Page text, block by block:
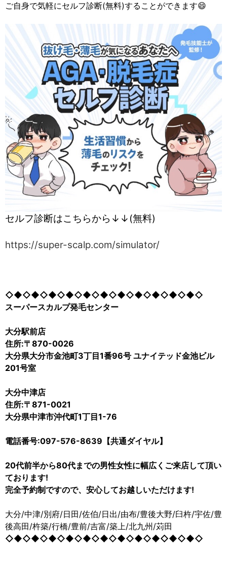
ご自身で気軽にセルフ診断(無料)することができます😄
セルフ診断はこちらから↓↓(無料)
https://super-scalp.com/simulator/
◇◆◇◆◇◆◇◆◇◆◇◆◇◆◇◆◇◆◇◆◇◆◇
スーパースカルプ発毛センター
大分駅前店
住所:〒870-0026
大分県大分市金池町3丁目1番96号 ユナイテッド金池ビル
201号室
大分中津店
住所:〒871-0021
大分県中津市沖代町1丁目1-76
電話番号:097-576-8639【共通ダイヤル】
20代前半から80代までの男性女性に幅広くご来店して頂い
ております!
完全予約制ですので、安心してお越しいただけます!
大分/中津/別府/日田/佐伯/日出/由布/豊後大野/臼杵/宇佐/豊
後高田/杵築/行橋/豊前/吉富/築上/北九州/苅田
◇◆◇◆◇◆◇◆◇◆◇◆◇◆◇◆◇◆◇◆◇◆◇